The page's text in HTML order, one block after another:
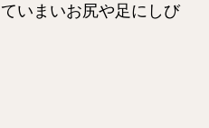
いまいお尻や足にしび